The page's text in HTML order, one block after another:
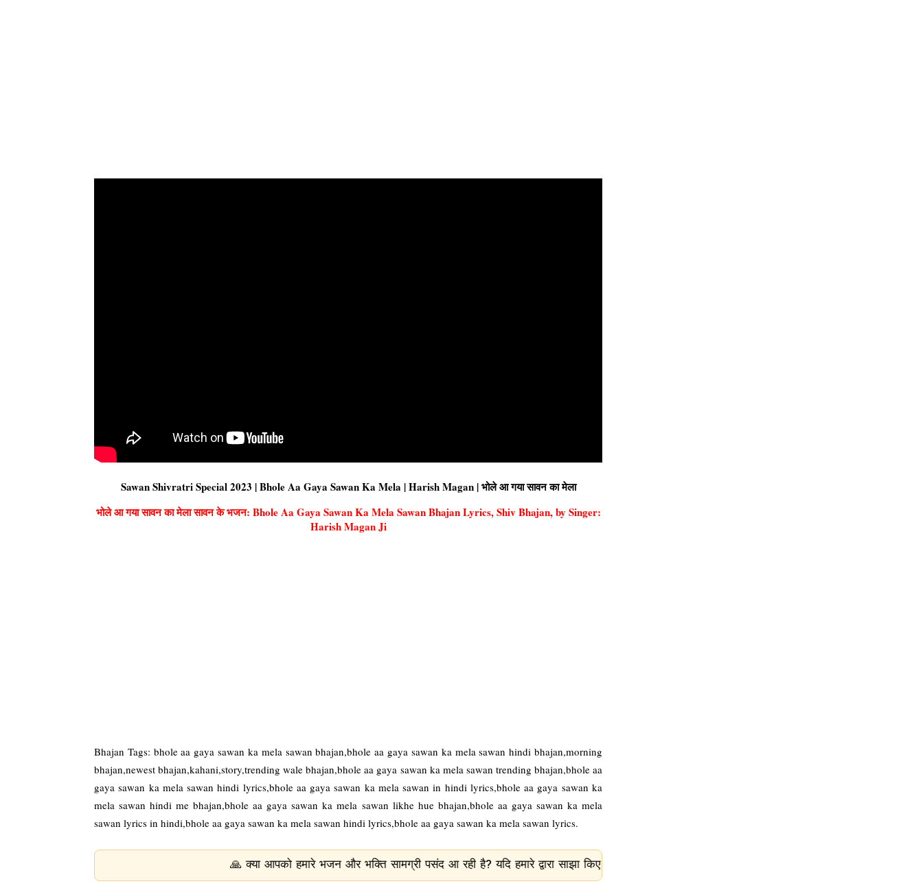
Sawan Shivratri Special 2023 | Bhole Aa Gaya Sawan Ka Mela | Harish Magan | भोले आ गया सावन का मेला
भोले आ गया सावन का मेला सावन के भजन: Bhole Aa Gaya Sawan Ka Mela Sawan Bhajan Lyrics, Shiv Bhajan, by Singer:
Harish Magan Ji
Bhajan Tags: bhole aa gaya sawan ka mela sawan bhajan,bhole aa gaya sawan ka mela sawan hindi bhajan,morning
bhajan,newest bhajan,kahani,story,trending wale bhajan,bhole aa gaya sawan ka mela sawan trending bhajan,bhole aa
gaya sawan ka mela sawan hindi lyrics,bhole aa gaya sawan ka mela sawan in hindi lyrics,bhole aa gaya sawan ka
mela sawan hindi me bhajan,bhole aa gaya sawan ka mela sawan likhe hue bhajan,bhole aa gaya sawan ka mela
sawan lyrics in hindi,bhole aa gaya sawan ka mela sawan hindi lyrics,bhole aa gaya sawan ka mela sawan lyrics.
🙏 क्या आपको हमारे भजन और भक्ति सामग्री पसंद आ रही है? यदि हमारे द्वारा साझा किए गए भजन, आरती, चालीसा और धार्मिक जानकारी आपके लिए उपयोगी है, तो कृपया